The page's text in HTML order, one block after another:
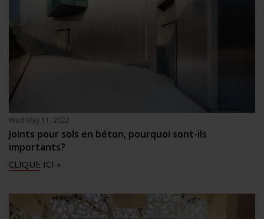
Wed May 11, 2022
Joints pour sols en béton, pourquoi sont-ils
importants?
CLIQUE ICI »